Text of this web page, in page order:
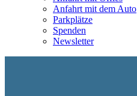
Anfahrt mit dem Auto
Parkplätze
Spenden
Newsletter